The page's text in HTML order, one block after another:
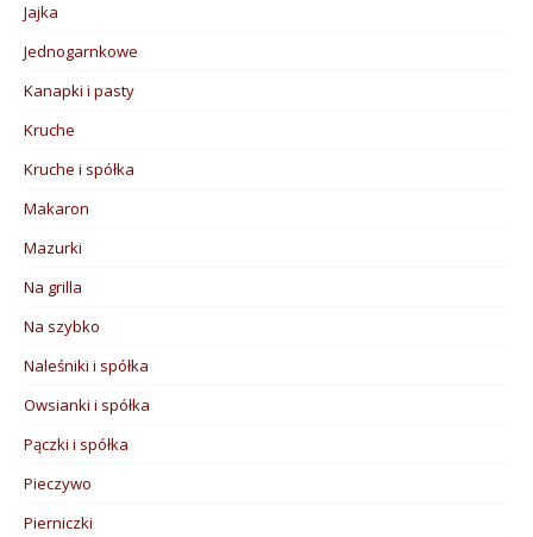
Jajka
Jednogarnkowe
Kanapki i pasty
Kruche
Kruche i spółka
Makaron
Mazurki
Na grilla
Na szybko
Naleśniki i spółka
Owsianki i spółka
Pączki i spółka
Pieczywo
Pierniczki